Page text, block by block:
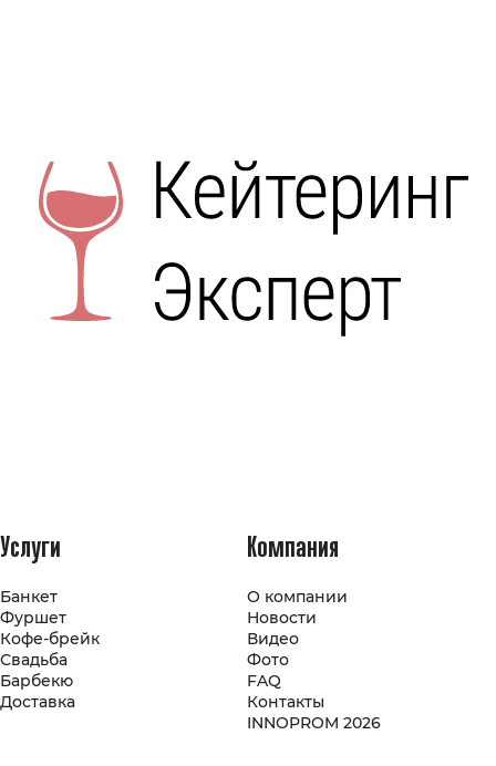
Услуги
Банкет
Фуршет
Кофе-брейк
Свадьба
Барбекю
Доставка
Компания
О компании
Новости
Видео
Фото
FAQ
Контакты
INNOPROM 2026